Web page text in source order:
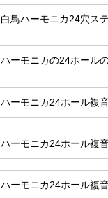
白鳥ハーモニカ24穴ス
ハーモニカの24ホール
ハーモニカ24ホール複
ハーモニカ24ホール複
ハーモニカ24ホール複